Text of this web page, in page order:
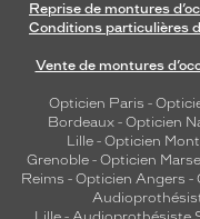
Reprise de montures
Conditions particulières
Vente de montures
Opticien Paris -
Bordeaux- Opticien
Lille - Opticien
Grenoble - Opticien
Reims - Opticien Angers -